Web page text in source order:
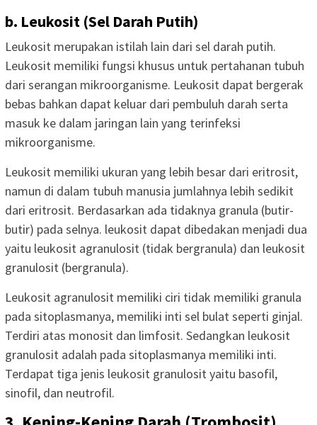
b. Leukosit (Sel Darah Putih)
Leukosit merupakan istilah lain dari sel darah putih.
Leukosit memiliki fungsi khusus untuk pertahanan tubuh
dari serangan mikroorganisme. Leukosit dapat bergerak
bebas bahkan dapat keluar dari pembuluh darah serta
masuk ke dalam jaringan lain yang terinfeksi
mikroorganisme.
Leukosit memiliki ukuran yang lebih besar dari eritrosit,
namun di dalam tubuh manusia jumlahnya lebih sedikit
dari eritrosit. Berdasarkan ada tidaknya granula (butir-
butir) pada selnya. leukosit dapat dibedakan menjadi dua
yaitu leukosit agranulosit (tidak bergranula) dan leukosit
granulosit (bergranula).
Leukosit agranulosit memiliki ciri tidak memiliki granula
pada sitoplasmanya, memiliki inti sel bulat seperti ginjal.
Terdiri atas monosit dan limfosit. Sedangkan leukosit
granulosit adalah pada sitoplasmanya memiliki inti.
Terdapat tiga jenis leukosit granulosit yaitu basofil,
sinofil, dan neutrofil.